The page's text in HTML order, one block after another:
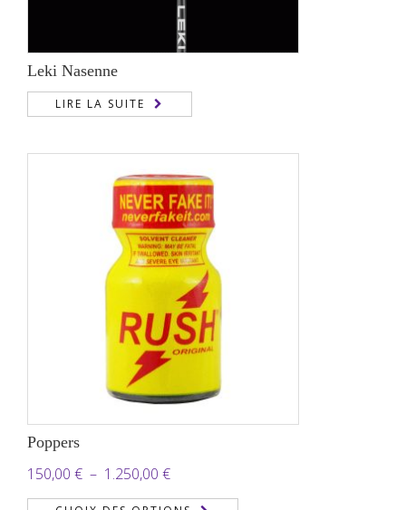
Leki Nasenne
LIRE LA SUITE
Poppers
150,00 € – 1.250,00 €Plage
de